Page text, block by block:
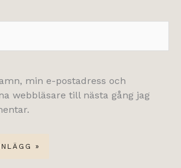
min e-postadress och
webbläsare till nästa gång jag